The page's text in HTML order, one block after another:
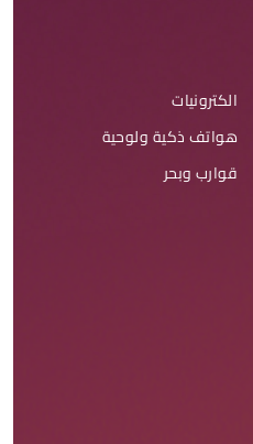
الكترونيات
هواتف ذكية ولوحية
قوارب وبحر